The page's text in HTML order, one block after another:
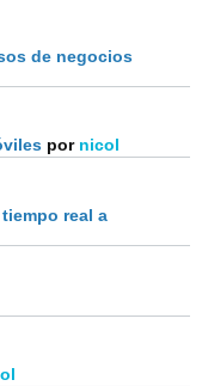
de negocios
por nicol
real a